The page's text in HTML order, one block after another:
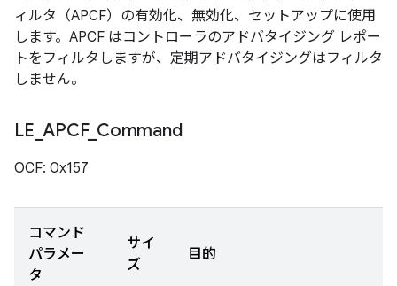
ィルタ（APCF）の有効化、無効化、セットアップに使用
します。APCF はコントローラのアドバタイジング レポー
トをフィルタしますが、定期アドバタイジングはフィルタ
しません。
LE _APCF_ Command
OCF: 0x157
コマンド
パラメー
タ
サイ
ズ
目的